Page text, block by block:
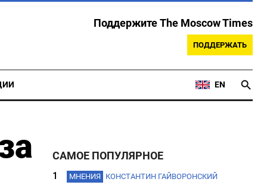
Поддержите The Moscow Times
ПОДДЕРЖАТЬ
EN
САМОЕ ПОПУЛЯРНОЕ
1 МНЕНИЯ КОНСТАНТИН ГАЙВОРОНСКИЙ